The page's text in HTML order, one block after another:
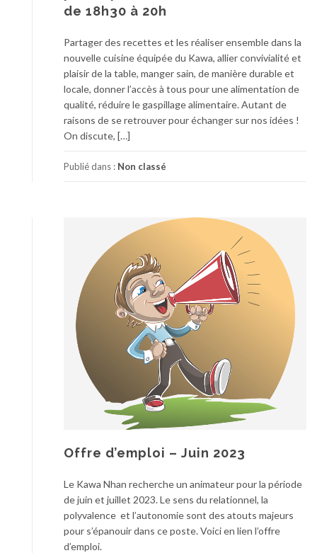
de 18h30 à 20h
Partager des recettes et les réaliser ensemble dans la
nouvelle cuisine équipée du Kawa, allier convivialité et
plaisir de la table, manger sain, de manière durable et
locale, donner l’accès à tous pour une alimentation de
qualité, réduire le gaspillage alimentaire. Autant de
raisons de se retrouver pour échanger sur nos idées !
On discute, […]
Publié dans : Non classé
Offre d’emploi – Juin 2023
Le Kawa Nhan recherche un animateur pour la période
de juin et juillet 2023. Le sens du relationnel, la
polyvalence et l’autonomie sont des atouts majeurs
pour s’épanouir dans ce poste. Voici en lien l’offre
d’emploi.